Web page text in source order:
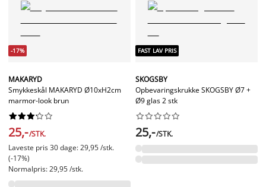
-17%
MAKARYD
Smykkeskål MAKARYD Ø10xH2cm
marmor-look brun






25,-/STK.
Laveste pris 30 dage: 29,95 /stk.
(-17%)
Normalpris: 29,95 /stk.
FAST LAV PRIS
SKOGSBY
Opbevaringskrukke SKOGSBY Ø7 +
Ø9 glas 2 stk






25,-/STK.